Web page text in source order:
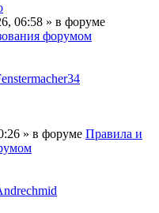
06:58 » в форуме
форумом
» в форуме Правила и